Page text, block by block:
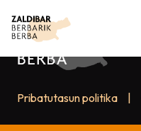
Pribatutasun politika